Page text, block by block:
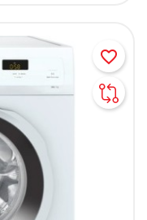
favorite_border